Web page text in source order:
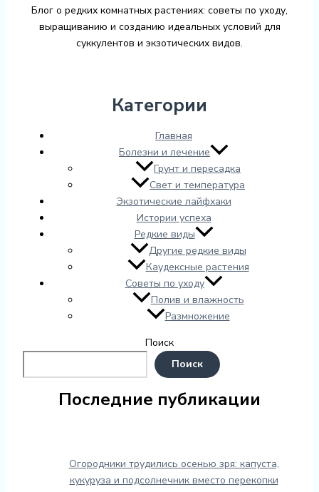
Блог о редких комнатных растениях: советы по уходу,
выращиванию и созданию идеальных условий для
суккулентов и экзотических видов.
Категории
Главная
Болезни и лечение
Грунт и пересадка
Свет и температура
Экзотические лайфхаки
Истории успеха
Редкие виды
Другие редкие виды
Каудексные растения
Советы по уходу
Полив и влажность
Размножение
Поиск
Поиск
Последние публикации
Огородники трудились осенью зря: капуста,
кукуруза и подсолнечник вместо перекопки